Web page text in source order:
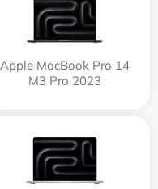
Apple MacBook Pro 14
M3 Pro 2023